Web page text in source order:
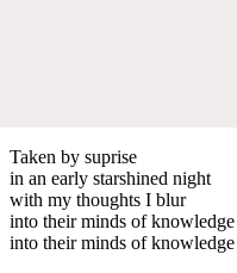
Taken by suprise
in an early starshined night
with my thoughts I blur
into their minds of knowledge
into their minds of knowledge